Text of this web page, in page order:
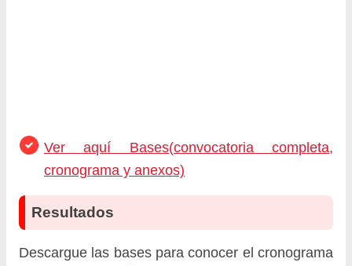
Ver aquí Bases(convocatoria completa,
cronograma y anexos)
Resultados
Descargue las bases para conocer el cronograma